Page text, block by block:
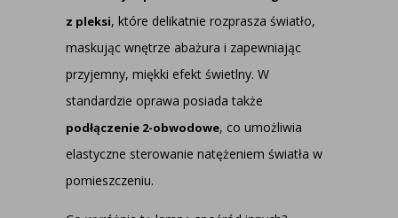
z pleksi, które delikatnie rozprasza światło,
maskując wnętrze abażura i zapewniając
przyjemny, miękki efekt świetlny. W
standardzie oprawa posiada także
podłączenie 2-obwodowe, co umożliwia
elastyczne sterowanie natężeniem światła w
pomieszczeniu.